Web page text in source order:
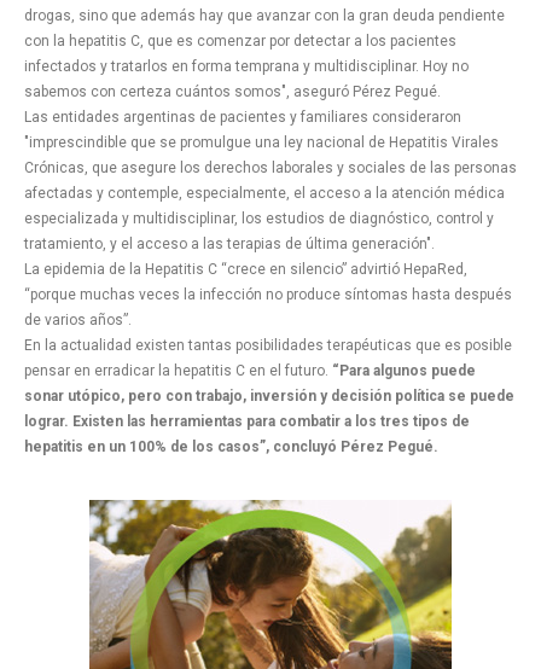
drogas, sino que además hay que avanzar con la gran deuda pendiente
con la hepatitis C, que es comenzar por detectar a los pacientes
infectados y tratarlos en forma temprana y multidisciplinar. Hoy no
sabemos con certeza cuántos somos", aseguró Pérez Pegué.
Las entidades argentinas de pacientes y familiares consideraron
"imprescindible que se promulgue una ley nacional de Hepatitis Virales
Crónicas, que asegure los derechos laborales y sociales de las personas
afectadas y contemple, especialmente, el acceso a la atención médica
especializada y multidisciplinar, los estudios de diagnóstico, control y
tratamiento, y el acceso a las terapias de última generación".
La epidemia de la Hepatitis C “crece en silencio” advirtió HepaRed,
“porque muchas veces la infección no produce síntomas hasta después
de varios años”.
En la actualidad existen tantas posibilidades terapéuticas que es posible
pensar en erradicar la hepatitis C en el futuro. “Para algunos puede
sonar utópico, pero con trabajo, inversión y decisión política se puede
lograr. Existen las herramientas para combatir a los tres tipos de
hepatitis en un 100% de los casos”, concluyó Pérez Pegué.